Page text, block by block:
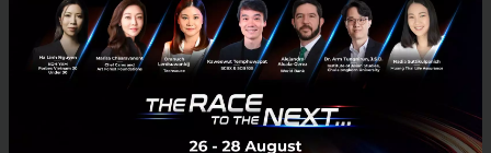
Corp Innov startup snapchat Startup Squads
No comment